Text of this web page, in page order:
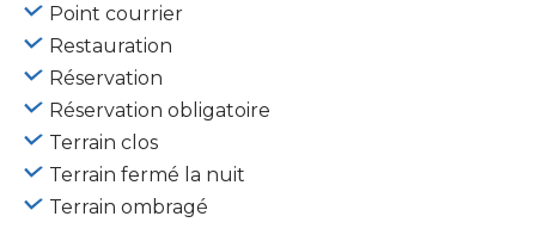
Point courrier
Restauration
Réservation
Réservation obligatoire
Terrain clos
Terrain fermé la nuit
Terrain ombragé